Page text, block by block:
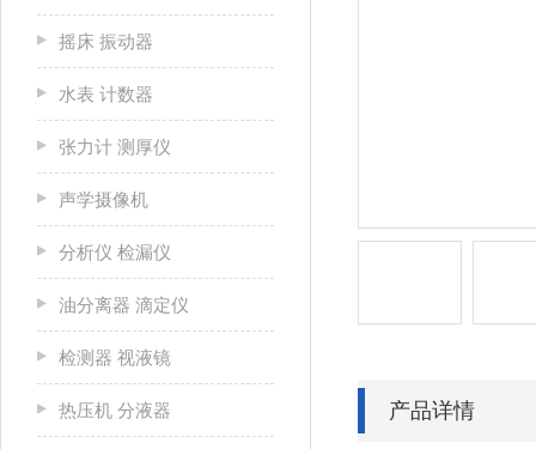
摇床 振动器
水表 计数器
张力计 测厚仪
声学摄像机
分析仪 检漏仪
油分离器 滴定仪
检测器 视液镜
热压机 分液器 产品详情